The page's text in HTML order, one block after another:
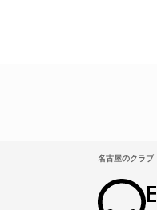
名古屋のクラブ